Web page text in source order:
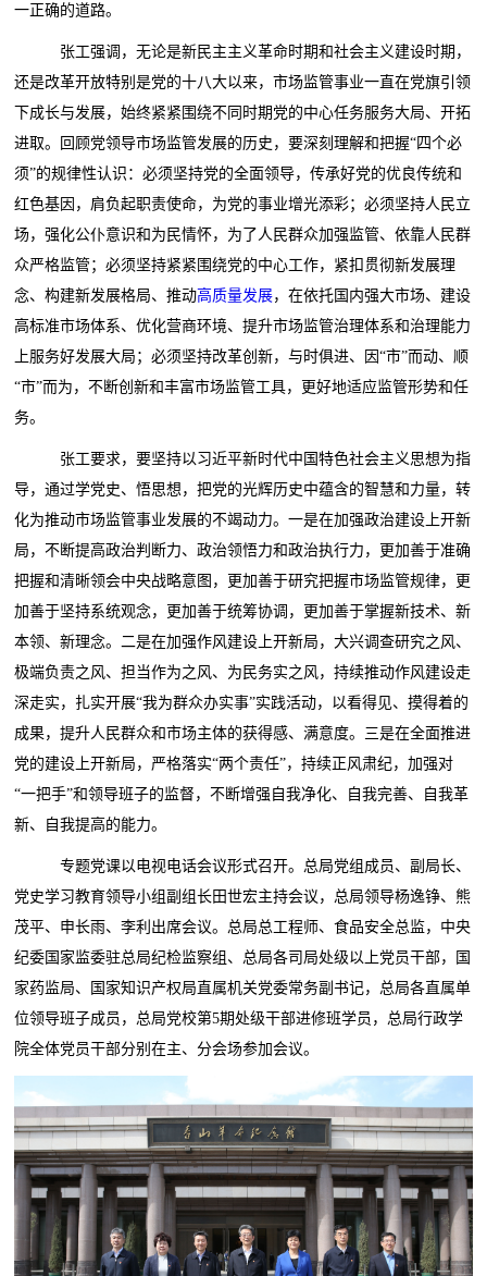
一正确的道路。
张工强调，无论是新民主主义革命时期和社会主义建设时期，
还是改革开放特别是党的十八大以来，市场监管事业一直在党旗引领
下成长与发展，始终紧紧围绕不同时期党的中心任务服务大局、开拓
进取。回顾党领导市场监管发展的历史，要深刻理解和把握“四个必
须”的规律性认识：必须坚持党的全面领导，传承好党的优良传统和
红色基因，肩负起职责使命，为党的事业增光添彩；必须坚持人民立
场，强化公仆意识和为民情怀，为了人民群众加强监管、依靠人民群
众严格监管；必须坚持紧紧围绕党的中心工作，紧扣贯彻新发展理
念、构建新发展格局、推动高质量发展，在依托国内强大市场、建设
高标准市场体系、优化营商环境、提升市场监管治理体系和治理能力
上服务好发展大局；必须坚持改革创新，与时俱进、因“市”而动、顺
“市”而为，不断创新和丰富市场监管工具，更好地适应监管形势和任
务。
张工要求，要坚持以习近平新时代中国特色社会主义思想为指
导，通过学党史、悟思想，把党的光辉历史中蕴含的智慧和力量，转
化为推动市场监管事业发展的不竭动力。一是在加强政治建设上开新
局，不断提高政治判断力、政治领悟力和政治执行力，更加善于准确
把握和清晰领会中央战略意图，更加善于研究把握市场监管规律，更
加善于坚持系统观念，更加善于统筹协调，更加善于掌握新技术、新
本领、新理念。二是在加强作风建设上开新局，大兴调查研究之风、
极端负责之风、担当作为之风、为民务实之风，持续推动作风建设走
深走实，扎实开展“我为群众办实事”实践活动，以看得见、摸得着的
成果，提升人民群众和市场主体的获得感、满意度。三是在全面推进
党的建设上开新局，严格落实“两个责任”，持续正风肃纪，加强对
“一把手”和领导班子的监督，不断增强自我净化、自我完善、自我革
新、自我提高的能力。
专题党课以电视电话会议形式召开。总局党组成员、副局长、
党史学习教育领导小组副组长田世宏主持会议，总局领导杨逸铮、熊
茂平、申长雨、李利出席会议。总局总工程师、食品安全总监，中央
纪委国家监委驻总局纪检监察组、总局各司局处级以上党员干部，国
家药监局、国家知识产权局直属机关党委常务副书记，总局各直属单
位领导班子成员，总局党校第5期处级干部进修班学员，总局行政学
院全体党员干部分别在主、分会场参加会议。